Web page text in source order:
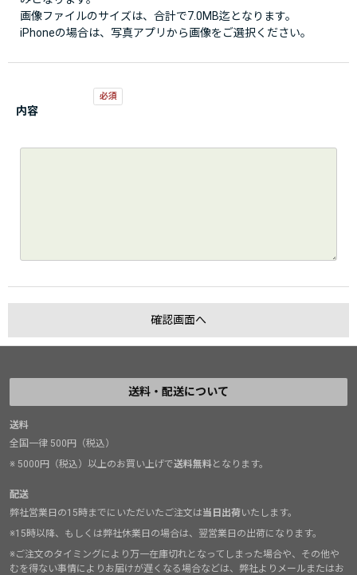
画像ファイルのサイズは、合計で7.0MB迄となります。
iPhoneの場合は、写真アプリから画像をご選択ください。
内容
送料・配送について
送料
全国一律 500円（税込）
※ 5000円（税込）以上のお買い上げで送料無料となります。
配送
弊社営業日の15時までにいただいたご注文は当日出荷いたします。
※15時以降、もしくは弊社休業日の場合は、翌営業日の出荷になります。
※ご注文のタイミングにより万一在庫切れとなってしまった場合や、その他や
むを得ない事情によりお届けが遅くなる場合などは、弊社よりメールまたはお